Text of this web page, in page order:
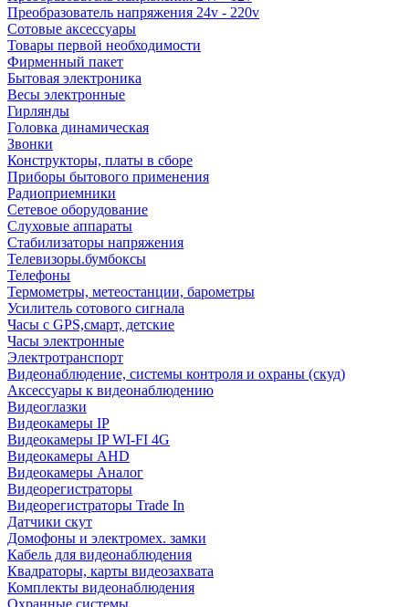
Преобразователь напряжения 24v - 220v
Сотовые аксессуары
Товары первой необходимости
Фирменный пакет
Бытовая электроника
Весы электронные
Гирлянды
Головка динамическая
Звонки
Конструкторы, платы в сборе
Приборы бытового применения
Радиоприемники
Сетевое оборудование
Слуховые аппараты
Стабилизаторы напряжения
Телевизоры.бумбоксы
Телефоны
Термометры, метеостанции, барометры
Усилитель сотового сигнала
Часы с GPS,смарт, детские
Часы электронные
Электротранспорт
Видеонаблюдение, системы контроля и охраны (скуд)
Аксессуары к видеонаблюдению
Видеоглазки
Видеокамеры IP
Видеокамеры IP WI-FI 4G
Видеокамеры AHD
Видеокамеры Аналог
Видеорегистраторы
Видеорегистраторы Trade In
Датчики скут
Домофоны и электромех. замки
Кабель для видеонаблюдения
Квадраторы, карты видеозахвата
Комплекты видеонаблюдения
Охранные системы